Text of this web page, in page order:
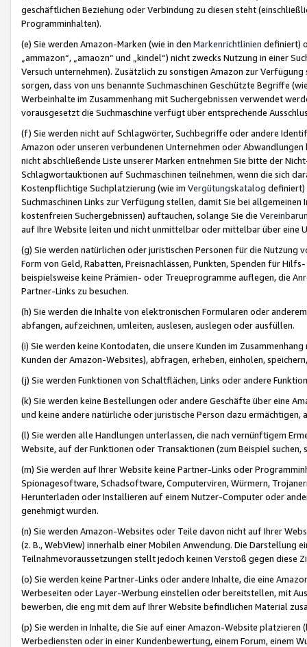
geschäftlichen Beziehung oder Verbindung zu diesen steht
Programminhalten).
(e) Sie werden Amazon-Marken (wie in den Markenrichtlinien definiert)
„ammazon“, „amaozn“ und „kindel“) nicht zwecks Nutzung in einer
Versuch unternehmen). Zusätzlich zu sonstigen Amazon zur
sorgen, dass von uns benannte Suchmaschinen Geschützte Begriffe
Werbeinhalte im Zusammenhang mit Suchergebnissen verwendet
vorausgesetzt die Suchmaschine verfügt über entsprechende
(f) Sie werden nicht auf Schlagwörter, Suchbegriffe oder andere
Amazon oder unseren verbundenen Unternehmen oder
nicht abschließende Liste unserer Marken entnehmen Sie bitte der
Schlagwortauktionen auf Suchmaschinen teilnehmen, wenn die sich
Kostenpflichtige Suchplatzierung (wie im Vergütungskatalog definiert)
Suchmaschinen Links zur Verfügung stellen, damit Sie bei
kostenfreien Suchergebnissen) auftauchen, solange Sie die
auf Ihre Website leiten und nicht unmittelbar oder mittelbar über eine
(g) Sie werden natürlichen oder juristischen Personen für die Nutzung
Form von Geld, Rabatten, Preisnachlässen, Punkten, Spenden für
beispielsweise keine Prämien- oder Treueprogramme auflegen, die
Partner-Links zu besuchen.
(h) Sie werden die Inhalte von elektronischen Formularen oder
abfangen, aufzeichnen, umleiten, auslesen, auslegen oder ausfüllen.
(i) Sie werden keine Kontodaten, die unsere Kunden im
Kunden der Amazon-Websites), abfragen, erheben, einholen,
(j) Sie werden Funktionen von Schaltflächen, Links oder andere
(k) Sie werden keine Bestellungen oder andere Geschäfte über eine
und keine andere natürliche oder juristische Person dazu
(l) Sie werden alle Handlungen unterlassen, die nach vernünftigem
Website, auf der Funktionen oder Transaktionen (zum Beispiel
(m) Sie werden auf Ihrer Website keine Partner-Links oder
Spionagesoftware, Schadsoftware, Computerviren, Würmern,
Herunterladen oder Installieren auf einem Nutzer-Computer oder
genehmigt wurden.
(n) Sie werden Amazon-Websites oder Teile davon nicht auf Ihrer
(z. B., WebView) innerhalb einer Mobilen Anwendung. Die Darstellung
Teilnahmevoraussetzungen stellt jedoch keinen Verstoß gegen diese
(o) Sie werden keine Partner-Links oder andere Inhalte, die eine
Werbeseiten oder Layer-Werbung einstellen oder bereitstellen, mit
bewerben, die eng mit dem auf Ihrer Website befindlichen Material
(p) Sie werden in Inhalte, die Sie auf einer Amazon-Website
Werbediensten oder in einer Kundenbewertung, einem Forum, einem